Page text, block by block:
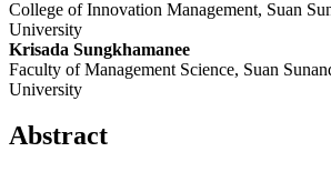
College of Innovation Management, Suan
University
Krisada Sungkhamanee
Faculty of Management Science, Suan
University
Abstract